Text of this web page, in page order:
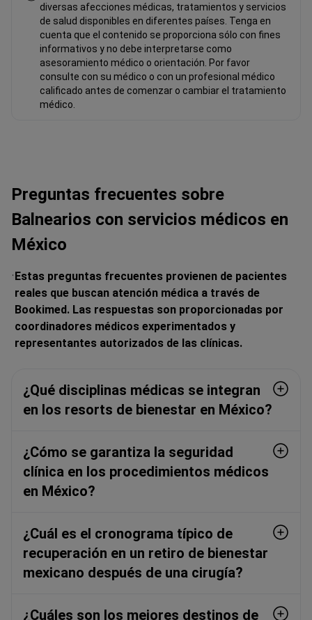
diversas afecciones médicas, tratamientos y servicios
de salud disponibles en diferentes países. Tenga en
cuenta que el contenido se proporciona sólo con fines
informativos y no debe interpretarse como
asesoramiento médico o orientación. Por favor
consulte con su médico o con un profesional médico
calificado antes de comenzar o cambiar el tratamiento
médico.
Preguntas frecuentes sobre
Balnearios con servicios médicos en
México
Estas preguntas frecuentes provienen de pacientes
reales que buscan atención médica a través de
Bookimed. Las respuestas son proporcionadas por
coordinadores médicos experimentados y
representantes autorizados de las clínicas.
¿Qué disciplinas médicas se integran
en los resorts de bienestar en México?
¿Cómo se garantiza la seguridad
clínica en los procedimientos médicos
en México?
¿Cuál es el cronograma típico de
recuperación en un retiro de bienestar
mexicano después de una cirugía?
¿Cuáles son los mejores destinos de